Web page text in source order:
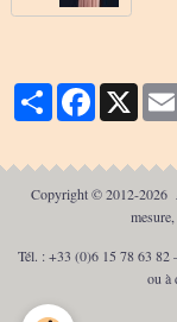
PartagerFacebook
Copyright © 2012-2026
Tél. : +33 (0)6 15 78 63 82
ou à